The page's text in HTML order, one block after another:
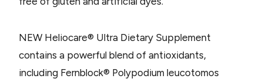
NEW Heliocare® Ultra Dietary Supplement
contains a powerful blend of antioxidants,
including Fernblock® Polypodium leucotomos